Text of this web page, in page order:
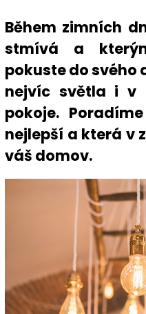
Během zimních
stmívá a
pokuste do svého
nejvíc světla i v
pokoje.
nejlepší a která v
váš domov.